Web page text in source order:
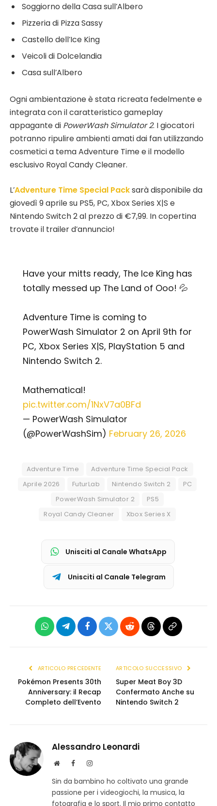
Soggiorno della Casa sull’Albero
Pizzeria di Pizza Sassy
Castello dell’Ice King
Veicoli di Dolcelandia
Casa sull’Albero
Ogni ambientazione è stata ricreata fedelmente e
integrata con il caratteristico gameplay
appagante di PowerWash Simulator 2. I giocatori
potranno ripulire ambienti amati dai fan utilizzando
cosmetici a tema Adventure Time e il modello
esclusivo Royal Candy Cleaner.
L’Adventure Time Special Packsarà disponibile da
giovedì 9 aprile su PS5, PC, Xbox Series X|S e
Nintendo Switch 2 al prezzo di €7,99. In copertina
trovate il trailer d’annuncio!
Have your mitts ready, The Ice King has
totally messed up The Land of Ooo! 💦
Adventure Time is coming to
PowerWash Simulator 2 on April 9th for
PC, Xbox Series X|S, PlayStation 5 and
Nintendo Switch 2.
Mathematical!
pic.twitter.com/1NxV7a0BFd
— PowerWash Simulator
(@PowerWashSim) February 26, 2026
Adventure Time
Adventure Time Special Pack
Aprile 2026
FuturLab Nintendo Switch 2
PC
PowerWash Simulator 2
PS5
Royal Candy Cleaner
Xbox Series X
Unisciti al Canale WhatsApp
Unisciti al Canale Telegram
WhatsAppTelegramFacebook
X
RedditThreadsCopia
ARTICOLO PRECEDENTE
Pokémon Presents 30th
Anniversary: il Recap
Completo dell’Evento
ARTICOLO SUCCESSIVO
Super Meat Boy 3D
Confermato Anche su
Nintendo Switch 2
Alessandro Leonardi
S
t
o
w
F
c
e
b
I
s
t
a
Sin da bambino ho coltivato una grande
passione per i videogiochi, la musica, la
fotografia e lo sport. Il mio primo contatto